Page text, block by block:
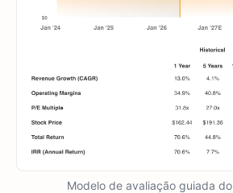
Modelo de avaliação guiada